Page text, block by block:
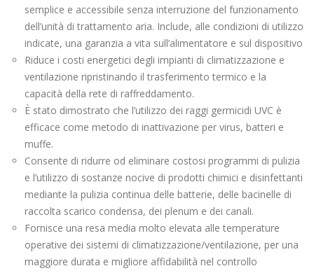
semplice e accessibile senza interruzione del funzionamento
dell’unità di trattamento aria. Include, alle condizioni di utilizzo
indicate, una garanzia a vita sull’alimentatore e sul dispositivo
Riduce i costi energetici degli impianti di climatizzazione e
ventilazione ripristinando il trasferimento termico e la
capacità della rete di raffreddamento.
È stato dimostrato che l’utilizzo dei raggi germicidi UVC è
efficace come metodo di inattivazione per virus, batteri e
muffe.
Consente di ridurre od eliminare costosi programmi di pulizia
e l’utilizzo di sostanze nocive di prodotti chimici e disinfettanti
mediante la pulizia continua delle batterie, delle bacinelle di
raccolta scarico condensa, dei plenum e dei canali.
Fornisce una resa media molto elevata alle temperature
operative dei sistemi di climatizzazione/ventilazione, per una
maggiore durata e migliore affidabilità nel controllo